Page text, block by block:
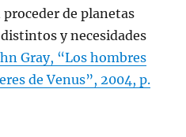
de planetas
y necesidades
Gray, “Los hombres
de Venus”, 2004, p.